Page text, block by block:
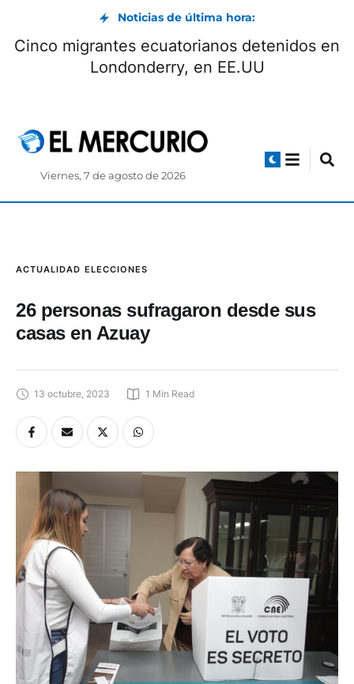
Noticias de última hora:
Cinco migrantes ecuatorianos detenidos en
Londonderry, en EE.UU
Viernes, 7 de agosto de 2026
ACTUALIDAD ELECCIONES
26 personas sufragaron desde sus
casas en Azuay
13 octubre, 2023 1 Min Read